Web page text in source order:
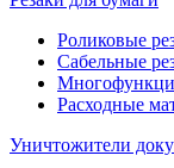
Роликовые
Сабельные
Расходные
Уничтожители